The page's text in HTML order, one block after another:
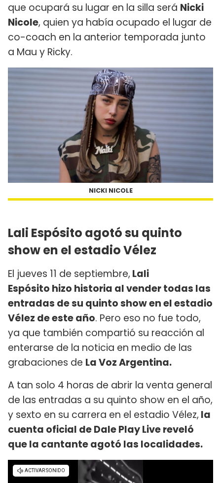
que ocupará su lugar en la silla será Nicki
Nicole, quien ya había ocupado el lugar de
co-coach en la anterior temporada junto
a Mau y Ricky.
NICKI NICOLE
Lali Espósito agotó su quinto
show en el estadio Vélez
El jueves 11 de septiembre, Lali
Espósito hizo historia al vender todas las
entradas de su quinto show en el estadio
Vélez de este año. Pero eso no fue todo,
ya que también compartió su reacción al
enterarse de la noticia en medio de las
grabaciones de La Voz Argentina.
A tan solo 4 horas de abrir la venta general
de las entradas a su quinto show en el año,
y sexto en su carrera en el estadio Vélez, la
cuenta oficial de Dale Play Live reveló
que la cantante agotó las localidades.